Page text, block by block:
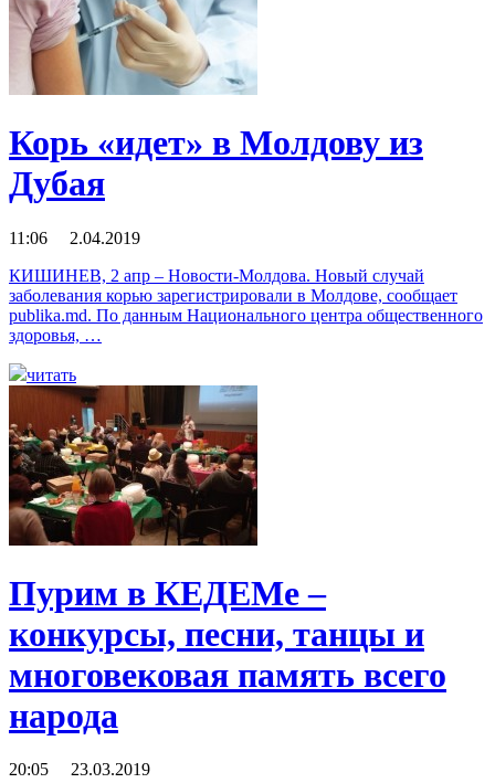
Корь «идет» в Молдову из
Дубая
11:06 2.04.2019
КИШИНЕВ, 2 апр – Новости-Молдова. Новый случай
заболевания корью зарегистрировали в Молдове, сообщает
publika.md. По данным Национального центра общественного
здоровья, …
читать
Пурим в КЕДЕМе –
конкурсы, песни, танцы и
многовековая память всего
народа
20:05 23.03.2019